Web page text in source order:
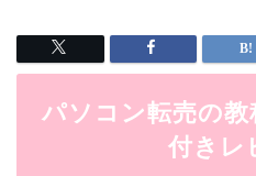
パソコン転売の
付きレ